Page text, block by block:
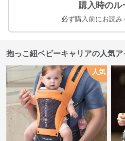
購入時のル
必ず購入前にお読み
抱っこ紐ベビーキャリアの人気ア
人気